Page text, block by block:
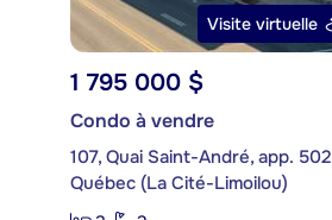
Visite virtuelle
1 795 000 $
Condo à vendre
107, Quai Saint-André, app. 502
Québec (La Cité-Limoilou)